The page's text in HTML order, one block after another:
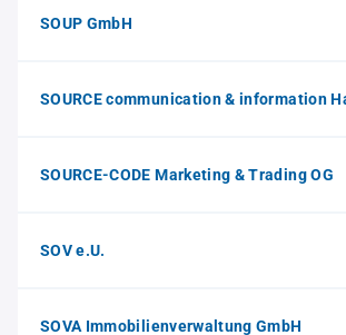
SOUP GmbH
SOURCE communication & information
SOURCE-CODE Marketing & Trading OG
SOV e.U.
SOVA Immobilienverwaltung GmbH